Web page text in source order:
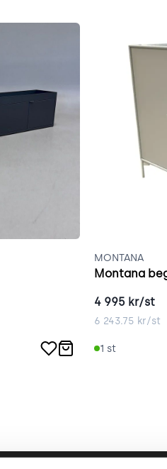
MONTANA
4 995 kr/st
6 243.75 kr/st
1 st